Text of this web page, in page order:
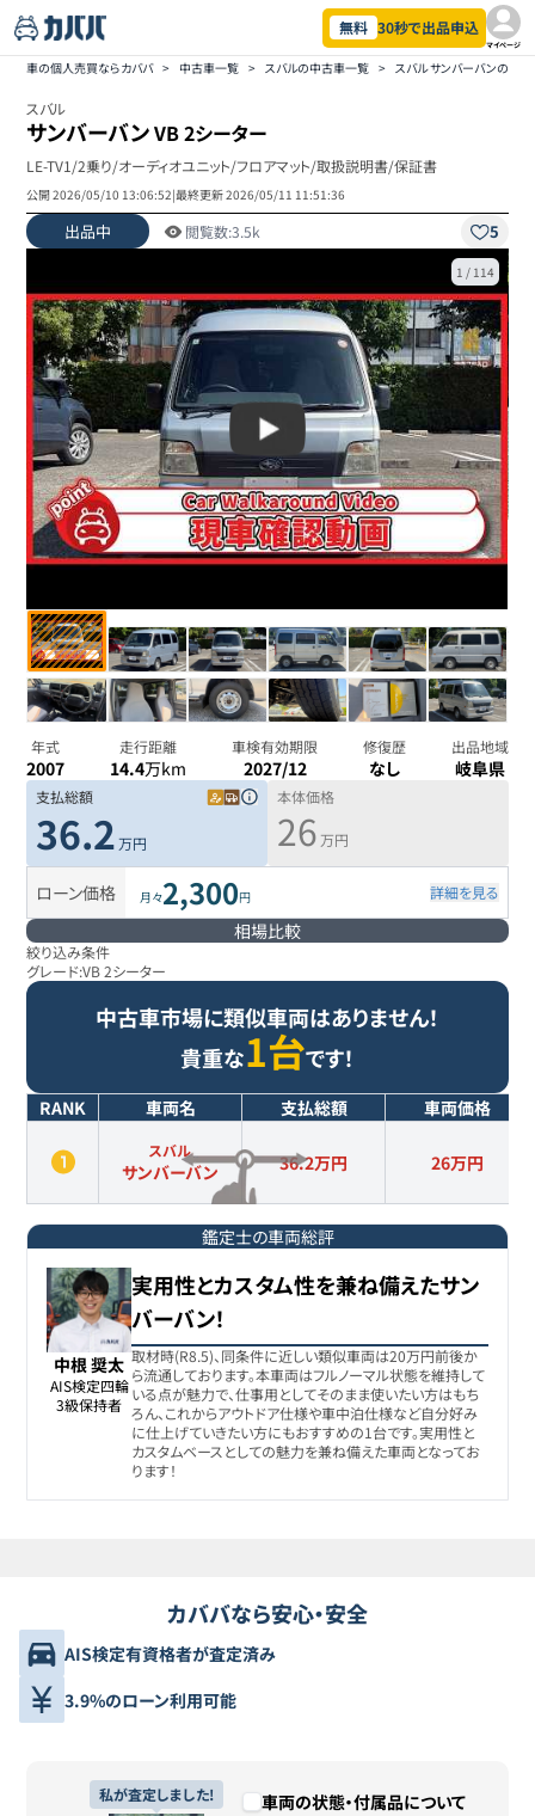
無料 30秒で出品申込
マイページ
車の個人売買ならカババ > 中古車一覧 > スバルの中古車一覧 > スバル サンバーバンの中
スバル
サンバーバンVB 2シーター
LE-TV1/2乗り/オーディオユニット/フロアマット/取扱説明書/保証書
公開2026/05/10 13:06:52|最終更新2026/05/11 11:51:36
出品中 閲覧数:3.5k 5
1 / 114
年式
2007
走行距離
14.4万km
車検有効期限
2027/12
修復歴
なし
出品地域
岐阜県
支払総額
36.2 万円
本体価格
26 万円
ローン価格 月々2,300円 詳細を見る
相場比較
絞り込み条件
グレード:VB 2シーター
中古車市場に類似車両はありません！
貴重な1台です！
RANK 車両名 支払総額 車両価格
スバル
サンバーバン 36.2万円 26万円
鑑定士の車両総評
中根 奨太
AIS検定四輪
3級保持者
実用性とカスタム性を兼ね備えたサン
バーバン！
取材時(R8.5)、同条件に近しい類似車両は20万円前後か
ら流通しております。本車両はフルノーマル状態を維持して
いる点が魅力で、仕事用としてそのまま使いたい方はもち
ろん、これからアウトドア仕様や車中泊仕様など自分好み
に仕上げていきたい方にもおすすめの1台です。実用性と
カスタムベースとしての魅力を兼ね備えた車両となってお
ります！
カババなら安心・安全
AIS検定有資格者が査定済み
3.9%のローン利用可能
私が査定しました!
車両の状態・付属品について